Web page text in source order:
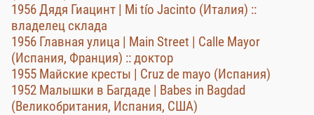
1956 Дядя Гиацинт | Mi tío Jacinto (Италия) ::
владелец склада
1956 Главная улица | Main Street | Calle Mayor
(Испания, Франция) :: доктор
1955 Майские кресты | Cruz de mayo (Испания)
1952 Малышки в Багдаде | Babes in Bagdad
(Великобритания, Испания, США)